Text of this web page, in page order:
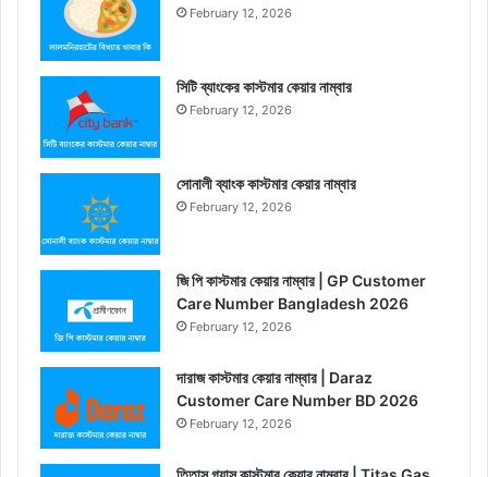
February 12, 2026
সিটি ব্যাংকের কাস্টমার কেয়ার নাম্বার
February 12, 2026
সোনালী ব্যাংক কাস্টমার কেয়ার নাম্বার
February 12, 2026
জি পি কাস্টমার কেয়ার নাম্বার | GP Customer
Care Number Bangladesh 2026
February 12, 2026
দারাজ কাস্টমার কেয়ার নাম্বার | Daraz
Customer Care Number BD 2026
February 12, 2026